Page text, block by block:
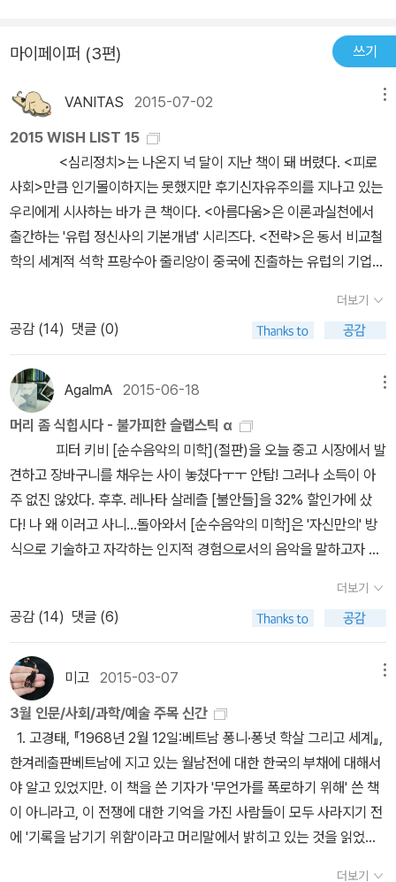
마이페이퍼 (3편) 쓰기
VANITAS 2015-07-02
2015 WISH LIST 15
<심리정치>는 나온지 넉 달이 지난 책이 돼 버렸다. <피로
사회>만큼 인기몰이하지는 못했지만 후기신자유주의를 지나고 있는
우리에게 시사하는 바가 큰 책이다. <아름다움>은 이론과실천에서
출간하는 '유럽 정신사의 기본개념' 시리즈다. <전략>은 동서 비교철
학의 세계적 석학 프랑수아 줄리앙이 중국에 진출하는 유럽의 기업가
행서다. 저자가 교수라서 딱딱한 문체를 상상했다면 오산. <유착의
사상>은 오키나와 문제를 다룬 책이다. 창비에서 나온 오키나와 책과
함께 보면 좋을 듯. <동기간>은 도서출판b에서 내는 '부엉이 총서'다.
이 책은 '영국의 정신분석학자인 줄리엣 미첼의 책으로 기본적으로는
정신분석이라는 이론적 관점에서, 그동안 배타적으로 중시되어왔던
부모와 자식 간의 수직적 관계가 아니라, 동기간이라는 측면 관계를
다양한 자료를 통해 분석하고 있는 책'이란다. 번역에 관한 이론
서인 <부정한 마녀들>은 프랑스의 언어학자 조르주 무냉의 저서다.
번역학에 대한 다양한 관점들을 접해 볼 수 있다. <사회선생님이라면
어떻게 읽을까>는 문학, 역사, 과학, 사회 등 다양한 분야의 책들을 2
3권 엄선하여 자신의 개인적인 경험, 책을 통해 만나게 되는 다른 세
상의 문제들을 소개하는 책이다. 청소년과 선생님이 함께 읽으면 좋
환 교수의 사람관계, 인간관계에 관한 인문서다. <사물의 철학>은 주
변 사물을 통해 사유의 지평을 넓히는 책이다. 장석주의 <철학자의
사물들>이 생각난다. <불멸에 관하여>는 '삶을 위한 인문
학' 시리즈로 이번에는 영국의 철학자 스티븐 케이브의 저서다. 죽고
싶지 않은 인간의 오래된 욕망, ‘불멸’을 ‘4가지 이야기’로 구분해 설
명하면서, 불멸의 욕망이 어떻게 인류의 문명을 이끌어왔는지 풀어내
는 책. <멜랑꼴리의 검은 마술>과 <애도>는 함께 보아도 무방한 책.
'애도와 멜랑꼴리의 정신분석'이라는 부제가 붙은 <멜랑꼴리의 검은
더보기
공감 (14) 댓글 (0)
AgalmA 2015-06-18
머리 좀 식힙시다 - 불가피한 슬랩스틱 α
피터 키비 [순수음악의 미학](절판)을 오늘 중고 시장에서 발
견하고 장바구니를 채우는 사이 놓쳤다ㅜㅜ 안탑! 그러나 소득이 아
주 없진 않았다. 후후. 레나타 살레츨 [불안들]을 32% 할인가에 샀
다! 나 왜 이러고 사니...돌아와서 [순수음악의 미학]은 '자신만의' 방
식으로 기술하고 자각하는 인지적 경험으로서의 음악을 말하고자 했
것 같아 흥미로웠는데, 어쨌든 놓쳤네. 쩝)) 도서관으로~암튼 <이론
과 실천>에서 이런 책도 냈었다는 건 흥미로웠다.최근 <이론과 실천
> 책 중 [유럽정신의 기본개념] 시리즈에 관심이 간다. 표지 색상이
모아 놓으니 좀 답답한 것 같은데....공동저자 중 콘라트 파울 리스만
이 특히 많다. 현재 독일어권에서 가장 주목받고 있는 인문과학자라
고 한다. 인문과학자? 흥미롭지 않을 수 없다.
아, 본론은 음악 듣자 였지..... http
s://youtu.be/WXSjMaVbACo Last Dinosaurs [In a Million Y
ears](2012)​약간은 시끄럽고 징글쟁글한 음악 듣고 싶을 때 딱!
https://youtu.be/Rl53PUtZwak?list=PL-Cu9f2Rf8MqhJ5
VJ9tGDREm0BPCXQ4-e I Am Dive [Ghostwoods](2012)7
분이 넘는 I Am Dive - Summercamp 제목 그대로 여름밤 캠프장
더보기
공감 (14) 댓글 (6)
미고 2015-03-07
3월 인문/사회/과학/예술 주목 신간
1. 고경태, 『1968년 2월 12일:베트남 퐁니·퐁넛 학살 그리고 세계』,
한겨레출판베트남에 지고 있는 월남전에 대한 한국의 부채에 대해서
야 알고 있었지만. 이 책을 쓴 기자가 '무언가를 폭로하기 위해' 쓴 책
이 아니라고, 이 전쟁에 대한 기억을 가진 사람들이 모두 사라지기 전
에 '기록을 남기기 위함'이라고 머리말에서 밝히고 있는 것을 읽었을
더보기